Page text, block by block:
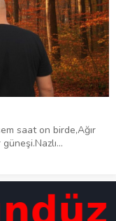
saat on birde,‎Ağır